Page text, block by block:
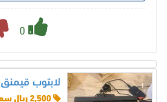
0
لابتوب قيمنق 2020